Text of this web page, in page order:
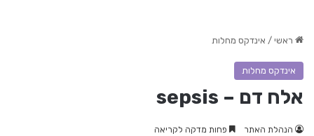
ראשי / אינדקס מחלות
אינדקס מחלות
אלח דם – sepsis
הנהלת האתר פחות מדקה לקריאה